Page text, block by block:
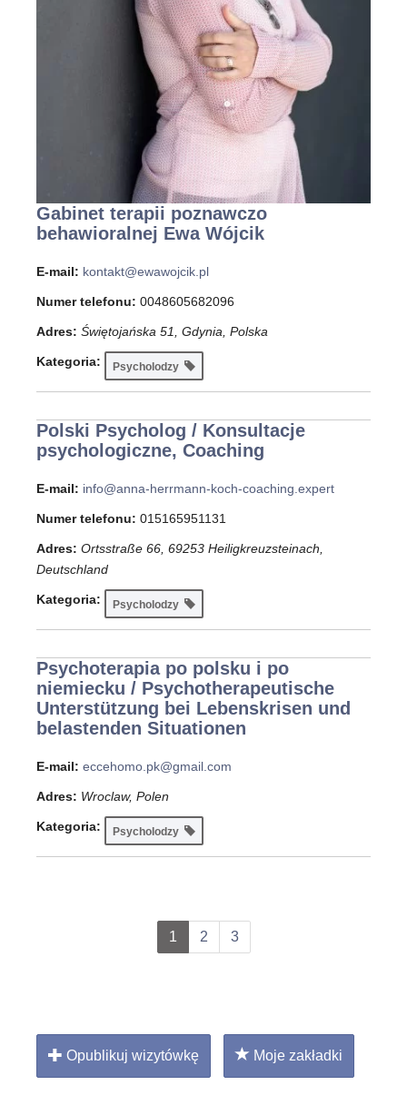
Gabinet terapii poznawczo
behawioralnej Ewa Wójcik
E-mail: kontakt@ewawojcik.pl
Numer telefonu: 0048605682096
Adres: Świętojańska 51, Gdynia, Polska
Kategoria: Psycholodzy
Polski Psycholog / Konsultacje
psychologiczne, Coaching
E-mail: info@anna-herrmann-koch-coaching.expert
Numer telefonu: 015165951131
Adres: Ortsstraße 66, 69253 Heiligkreuzsteinach,
Deutschland
Kategoria: Psycholodzy
Psychoterapia po polsku i po
niemiecku / Psychotherapeutische
Unterstützung bei Lebenskrisen und
belastenden Situationen
E-mail: eccehomo.pk@gmail.com
Adres: Wroclaw, Polen
Kategoria: Psycholodzy
1 2 3
Opublikuj wizytówkę Moje zakładki